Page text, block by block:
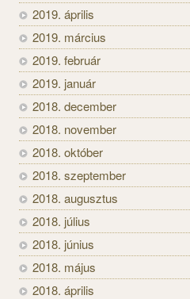
2019. április
2019. március
2019. február
2019. január
2018. december
2018. november
2018. október
2018. szeptember
2018. augusztus
2018. július
2018. június
2018. május
2018. április